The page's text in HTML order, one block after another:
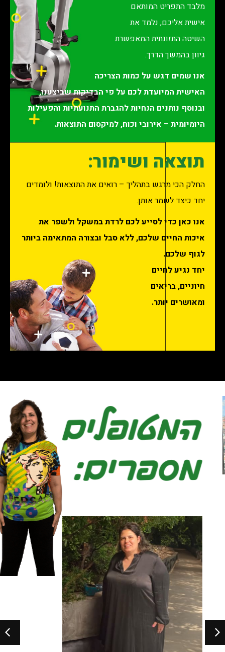
מלבד התפריט המותאם
אישית אליכם, נלמד את
השיטה התזונתית המאפשרת
גיוון בהמשך הדרך.
אנו שמים דגש על כמות הצריכה
האישית המיועדת לכם על פי הבדיקות שביצענו,
ובנוסף נותנים הנחיות להגברת התנועתיות והפעילות
היומיומית – אירובי וכוח, למיקסום התוצאות.
תוצאה ושימור:
החלק הכי מרגש בתהליך – רואים את התוצאות! ולומדים
יחד כיצד לשמר אותן.
אנו כאן כדי לסייע לכם לרדת במשקל ולשפר את
איכות החיים שלכם, ללא סבל ובצורה המתאימה ביותר
לגוף שלכם.
יחד נגיע לחיים
חיוניים, בריאים
ומאושרים יותר.